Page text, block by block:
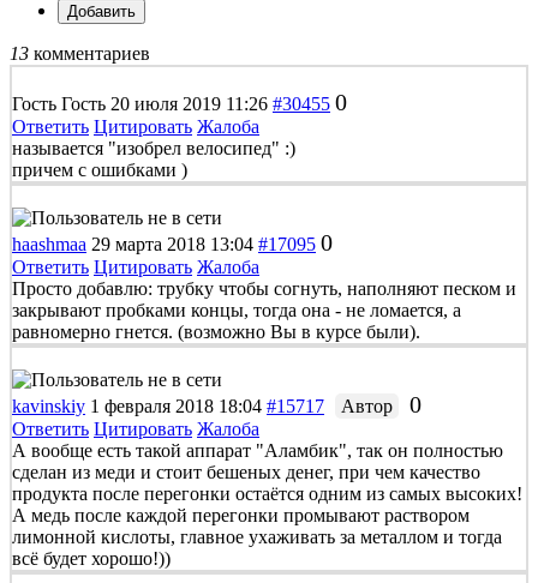
Добавить
13 комментариев
Гость Гость 20 июля 2019 11:26 #30455 0
Ответить Цитировать Жалоба
называется "изобрел велосипед" :)
причем с ошибками )
haashmaa 29 марта 2018 13:04 #17095 0
Ответить Цитировать Жалоба
Просто добавлю: трубку чтобы согнуть, наполняют песком и
закрывают пробками концы, тогда она - не ломается, а
равномерно гнется. (возможно Вы в курсе были).
kavinskiy 1 февраля 2018 18:04 #15717 Автор 0
Ответить Цитировать Жалоба
А вообще есть такой аппарат "Аламбик", так он полностью
сделан из меди и стоит бешеных денег, при чем качество
продукта после перегонки остаётся одним из самых высоких!
А медь после каждой перегонки промывают раствором
лимонной кислоты, главное ухаживать за металлом и тогда
всё будет хорошо!))